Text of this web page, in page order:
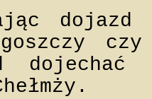
dojazd
dojechać